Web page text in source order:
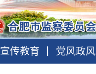
宣传教育 党风政风